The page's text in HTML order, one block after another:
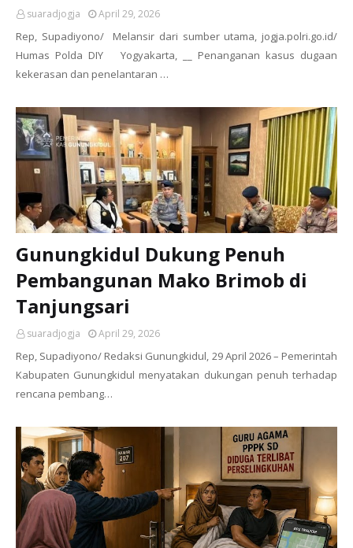
suaradjogja April 29, 2026
Rep, Supadiyono/ Melansir dari sumber utama, jogja.polri.go.id/
Humas Polda DIY Yogyakarta, __ Penanganan kasus dugaan
kekerasan dan penelantaran …
Gunungkidul Dukung Penuh
Pembangunan Mako Brimob di
Tanjungsari
suaradjogja April 29, 2026
Rep, Supadiyono/ Redaksi Gunungkidul, 29 April 2026 – Pemerintah
Kabupaten Gunungkidul menyatakan dukungan penuh terhadap
rencana pembang…